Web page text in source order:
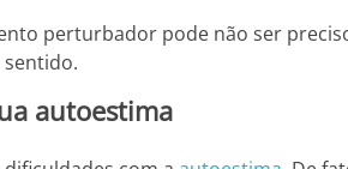
perturbador pode não ser
autoestima